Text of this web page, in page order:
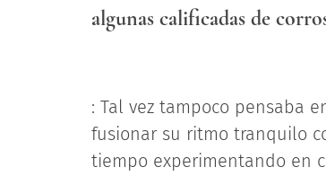
algunas calificadas de
: Tal vez tampoco pensaba
fusionar su ritmo tranquilo
tiempo experimentando en